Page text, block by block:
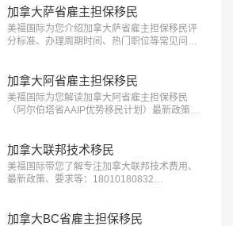
加拿大萨省雇主担保移民
美福国际为您介绍加拿大萨省雇主担保移民评
分标准、办理周期时间、热门职位等常见问
加拿大阿省雇主担保移民
美福国际为您解读加拿大阿省雇主担保移民
（阿尔伯塔省AAIP优势移民计划）最新政策、
加拿大联邦技术移民
美福国际带您了解专注加拿大联邦技术费用、
最新政策、要求等：18010180832…
加拿大BC省雇主担保移民